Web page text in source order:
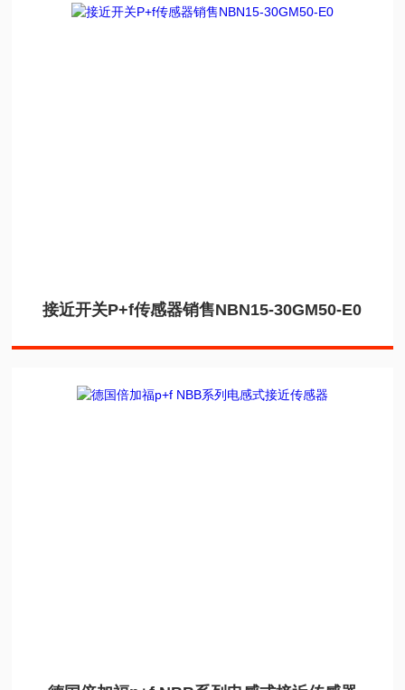
接近开关P+f传感器销售NBN15-30GM50-E0